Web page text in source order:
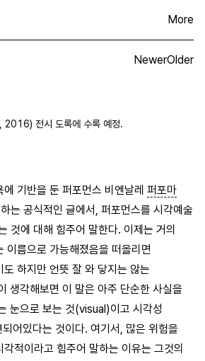
More
NewerOlder
2016) 전시 도록에 수록 예정.
기반을 둔 퍼포먼스 비엔날레 퍼포마
는 공식적인 글에서, 퍼포먼스를 시각예술
것에 대해 힘주어 말한다. 이제는 거의
이름으로 가능해졌음을 떠올리면
하지만 언뜻 잘 와 닿지는 않는
생각해보면 이 말은 아주 단순한 사실을
눈으로 보는 것(visual)이고 시각성
어있다는 것이다. 여기서, 많은 위험을
적이라고 힘주어 말하는 이유는 그것의